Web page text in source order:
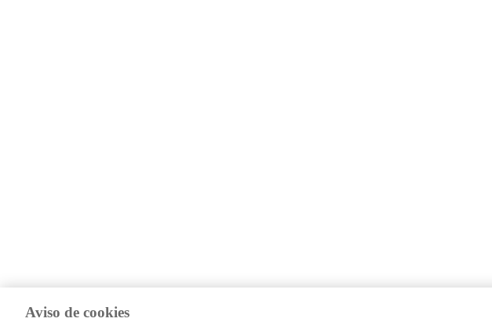
Aviso de cookies